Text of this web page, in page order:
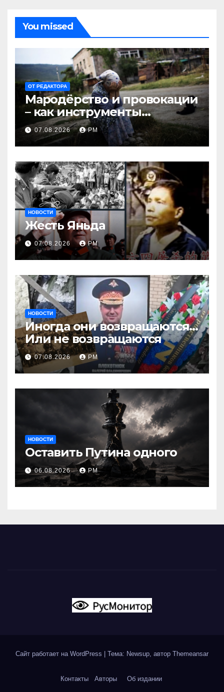
You missed
ОТ РЕДАКТОРА
Мародёрство и провокации
– как инструменты
современной политики
России
07.08.2026 РМ
НОВОСТИ
Жесть Яньда
07.08.2026 РМ
НОВОСТИ
Иногда они возвращаются…
Или не возвращаются
07.08.2026 РМ
НОВОСТИ
Оставить Путина одного
06.08.2026 РМ
Сайт работает на WordPress Тема: Newsup, автор Themeansar
Контакты Авторы Об издании